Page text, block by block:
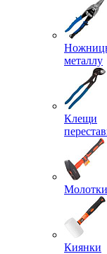
металлу
Клещи
Молотки
Киянки